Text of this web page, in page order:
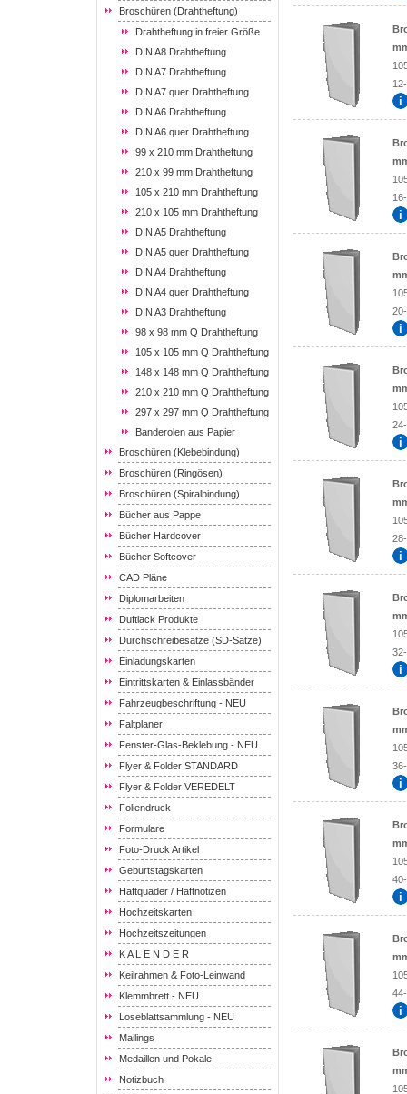
Broschüren (Drahtheftung)
Drahtheftung in freier Größe
DIN A8 Drahtheftung
DIN A7 Drahtheftung
DIN A7 quer Drahtheftung
DIN A6 Drahtheftung
DIN A6 quer Drahtheftung
99 x 210 mm Drahtheftung
210 x 99 mm Drahtheftung
105 x 210 mm Drahtheftung
210 x 105 mm Drahtheftung
DIN A5 Drahtheftung
DIN A5 quer Drahtheftung
DIN A4 Drahtheftung
DIN A4 quer Drahtheftung
DIN A3 Drahtheftung
98 x 98 mm Q Drahtheftung
105 x 105 mm Q Drahtheftung
148 x 148 mm Q Drahtheftung
210 x 210 mm Q Drahtheftung
297 x 297 mm Q Drahtheftung
Banderolen aus Papier
Broschüren (Klebebindung)
Broschüren (Ringösen)
Broschüren (Spiralbindung)
Bücher aus Pappe
Bücher Hardcover
Bücher Softcover
CAD Pläne
Diplomarbeiten
Duftlack Produkte
Durchschreibesätze (SD-Sätze)
Einladungskarten
Eintrittskarten & Einlassbänder
Fahrzeugbeschriftung - NEU
Faltplaner
Fenster-Glas-Beklebung - NEU
Flyer & Folder STANDARD
Flyer & Folder VEREDELT
Foliendruck
Formulare
Foto-Druck Artikel
Geburtstagskarten
Haftquader / Haftnotizen
Hochzeitskarten
Hochzeitszeitungen
K A L E N D E R
Keilrahmen & Foto-Leinwand
Klemmbrett - NEU
Loseblattsammlung - NEU
Mailings
Medaillen und Pokale
Notizbuch